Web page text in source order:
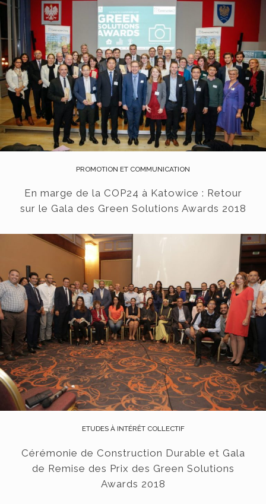
PROMOTION ET COMMUNICATION
En marge de la COP24 à Katowice : Retour
sur le Gala des Green Solutions Awards 2018
ETUDES À INTÉRÊT COLLECTIF
Cérémonie de Construction Durable et Gala
de Remise des Prix des Green Solutions
Awards 2018